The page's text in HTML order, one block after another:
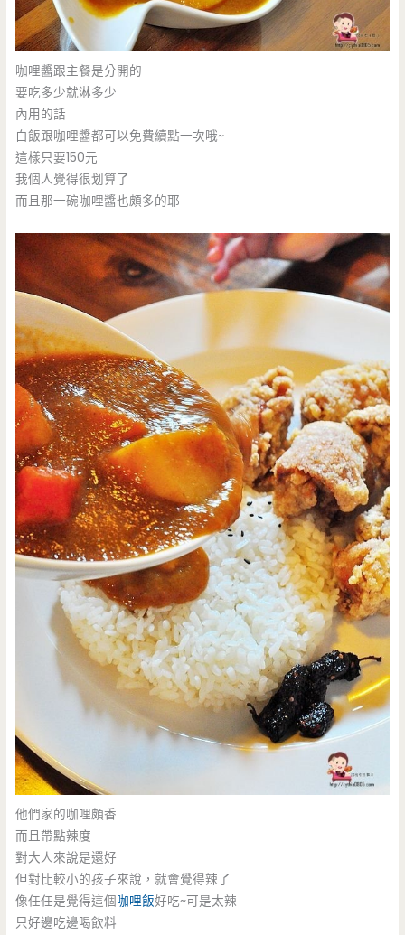
咖哩醬跟主餐是分開的
要吃多少就淋多少
內用的話
白飯跟咖哩醬都可以免費續點一次哦~
這樣只要150元
我個人覺得很划算了
而且那一碗咖哩醬也頗多的耶
他們家的咖哩頗香
而且帶點辣度
對大人來說是還好
但對比較小的孩子來說，就會覺得辣了
像任任是覺得這個咖哩飯好吃~可是太辣
只好邊吃邊喝飲料